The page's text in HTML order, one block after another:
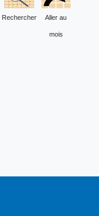
Rechercher Aller au
mois